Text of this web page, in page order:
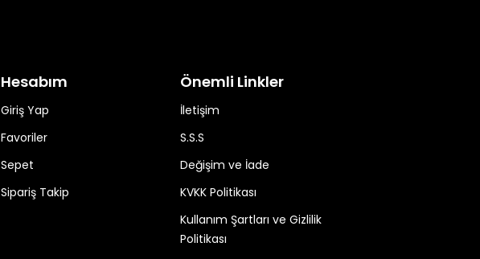
Hesabım
Giriş Yap
Favoriler
Sepet
Sipariş Takip
Önemli Linkler
İletişim
S.S.S
Değişim ve İade
KVKK Politikası
Kullanım Şartları ve Gizlilik
Politikası